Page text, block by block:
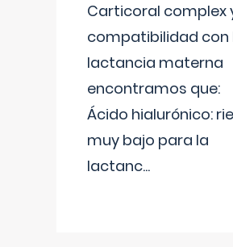
Carticoral complex
compatibilidad con
lactancia materna
encontramos que:
Ácido hialurónico:
muy bajo para la
lactanc...